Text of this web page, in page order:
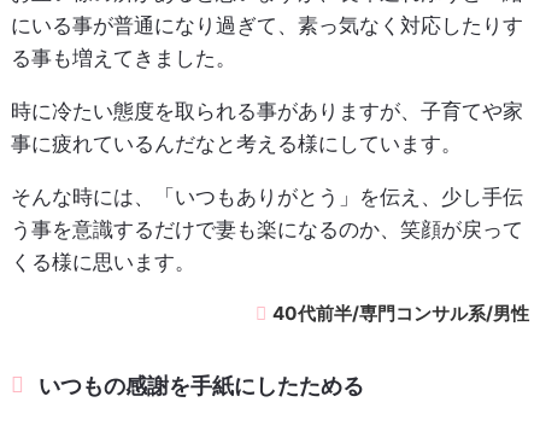
にいる事が普通になり過ぎて、素っ気なく対応したりす
る事も増えてきました。
時に冷たい態度を取られる事がありますが、子育てや家
事に疲れているんだなと考える様にしています。
そんな時には、「いつもありがとう」を伝え、少し手伝
う事を意識するだけで妻も楽になるのか、笑顔が戻って
くる様に思います。
40代前半/専門コンサル系/男性
いつもの感謝を手紙にしたためる